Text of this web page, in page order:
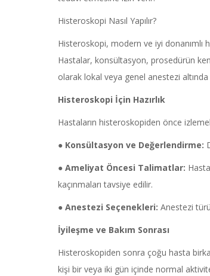
Histeroskopi Nasıl Yapılır?
Histeroskopi, modern ve iyi donanımlı
Hastalar, konsültasyon, prosedürün
olarak lokal veya genel anestezi
Histeroskopi İçin Hazırlık
Hastaların histeroskopiden önce
● Konsültasyon ve Değerlendirme:
● Ameliyat Öncesi Talimatlar:
kaçınmaları tavsiye edilir.
● Anestezi Seçenekleri: Anestezi
İyileşme ve Bakım Sonrası
Histeroskopiden sonra çoğu hasta
kişi bir veya iki gün içinde normal